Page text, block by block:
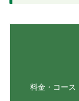
料金・コース